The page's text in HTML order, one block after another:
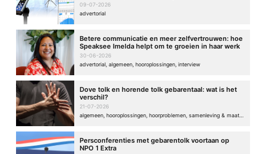
09-07-2026
advertorial
Betere communicatie en meer zelfvertrouwen: hoe
Speaksee Imelda helpt om te groeien in haar werk
30-06-2026
advertorial, algemeen, hooroplossingen, interview
Dove tolk en horende tolk gebarentaal: wat is het
verschil?
21-07-2026
Persconferenties met gebarentolk voortaan op
NPO 1 Extra